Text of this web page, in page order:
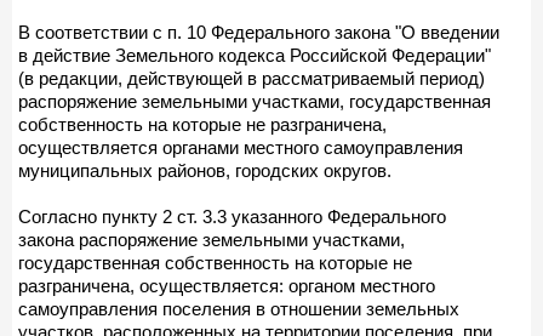
В соответствии с п. 10 Федерального закона "О введении
в действие Земельного кодекса Российской Федерации"
(в редакции, действующей в рассматриваемый период)
распоряжение земельными участками, государственная
собственность на которые не разграничена,
осуществляется органами местного самоуправления
муниципальных районов, городских округов.
Согласно пункту 2 ст. 3.3 указанного Федерального
закона распоряжение земельными участками,
государственная собственность на которые не
разграничена, осуществляется: органом местного
самоуправления поселения в отношении земельных
участков, расположенных на территории поселения, при